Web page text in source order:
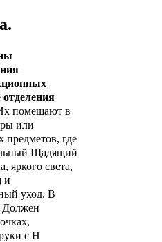
.
помещают в
или
предметов, где
Щадящий
яркого света,
и
уход. В
Должен
с Н